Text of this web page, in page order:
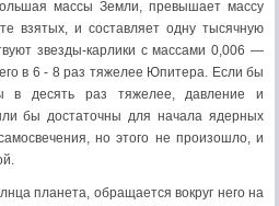
массы Земли, превышает массу
взятых, и составляет одну тысячную
звезды-карлики с массами 0,006 —
в 6 - 8 раз тяжелее Юпитера. Если бы
в десять раз тяжелее, давление и
бы достаточны для начала ядерных
но этого не произошло, и
планета, обращается вокруг него на